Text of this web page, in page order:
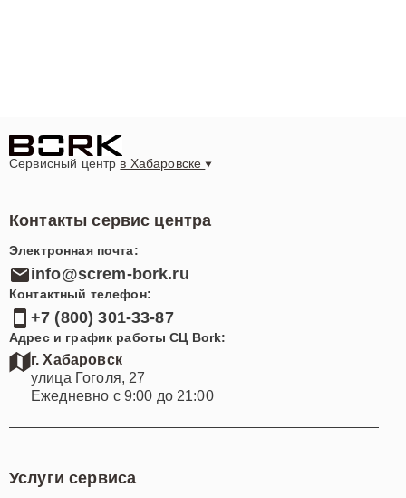
Сервисный центр в Хабаровске
Контакты сервис центра
Электронная почта:
info@screm-bork.ru
Контактный телефон:
+7 (800) 301-33-87
Адрес и график работы СЦ Bork:
г. Хабаровск
улица Гоголя, 27
Ежедневно с 9:00 до 21:00
Услуги сервиса